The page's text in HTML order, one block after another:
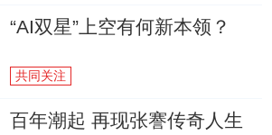
“AI双星”上空有何新本领？
共同关注
百年潮起 再现张謇传奇人生